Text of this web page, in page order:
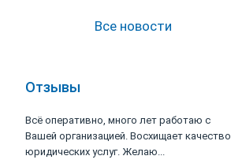
Все новости
Отзывы
Всё оперативно, много лет работаю с
Вашей организацией. Восхищает качество
юридических услуг. Желаю...